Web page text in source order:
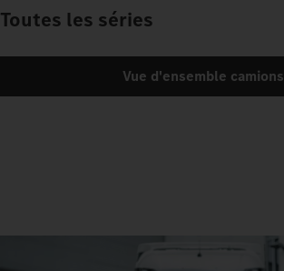
Toutes les séries
Vue d'ensemble camions